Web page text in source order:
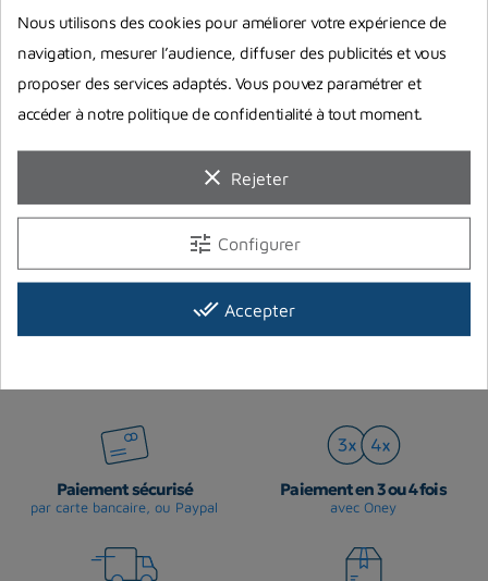
Bloc Alu MES 7 litres robinet
280,00 €
Bloc acier ECS 10 litres 230
bars
282,00 €
En stock magasin
Paiement sécurisé
par carte bancaire, ou Paypal
Paiement en 3 ou 4 fois
avec Oney
Nous utilisons des cookies pour améliorer votre expérience de
navigation, mesurer l’audience, diffuser des publicités et vous
proposer des services adaptés. Vous pouvez paramétrer et
accéder à notre politique de confidentialité à tout moment.
clear Rejeter
tune Configurer
done_all Accepter